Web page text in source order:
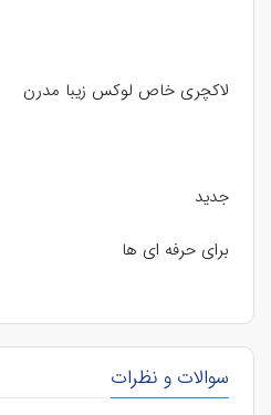
لاکچری خاص لوکس زیبا مدرن
جدید
برای حرفه ای ها
سوالات و نظرات